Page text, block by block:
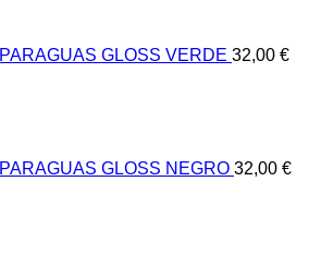
PARAGUAS GLOSS VERDE 32,00 €
PARAGUAS GLOSS NEGRO 32,00 €